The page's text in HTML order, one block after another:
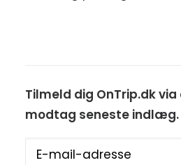
Tilmeld dig OnTrip.dk
modtag seneste indlæg.